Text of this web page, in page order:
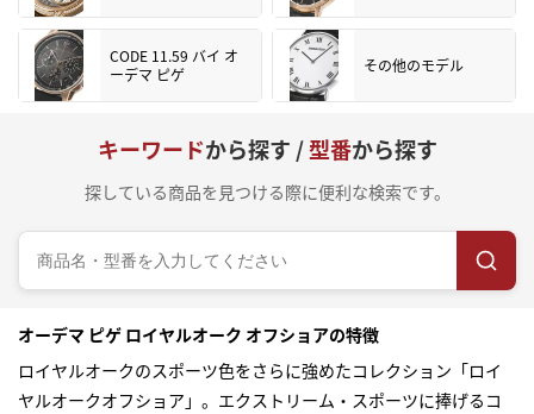
CODE 11.59 バイ オ
ーデマ ピゲ
その他のモデル
キーワードから探す /型番から探す
探している商品を見つける際に便利な検索です。
オーデマ ピゲ ロイヤルオーク オフショアの特徴
ロイヤルオークのスポーツ色をさらに強めたコレクション「ロイ
ヤルオークオフショア」。エクストリーム・スポーツに捧げるコ